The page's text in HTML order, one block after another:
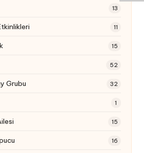
13
11
15
52
Grubu 32
1
15
16